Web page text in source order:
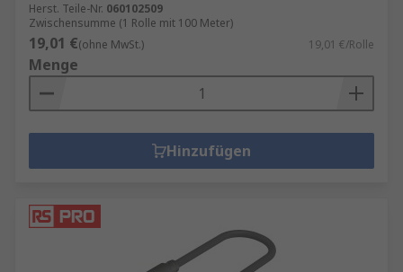
Herst. Teile-Nr. 060102509
Zwischensumme (1 Rolle mit 100 Meter)
19,01 €(ohne MwSt.) 19,01 €/Rolle
Menge
Hinzufügen